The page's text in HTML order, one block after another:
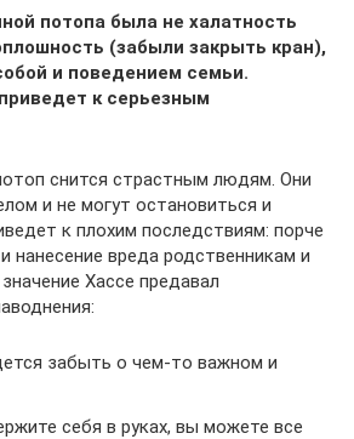
потопа была не халатность
(забыли закрыть кран),
и поведением семьи.
к серьезным
снится страстным людям. Они
и не могут остановиться и
к плохим последствиям: порче
нанесение вреда родственникам и
Хассе предавал
забыть о чем-то важном и
себя в руках, вы можете все